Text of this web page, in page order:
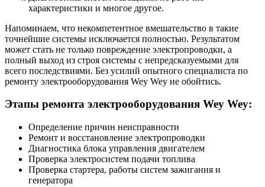
характеристики и многое другое.
Напоминаем, что некомпетентное вмешательство в такие
точнейшие системы исключается полностью. Результатом
может стать не только повреждение электропроводки, а
полный выход из строя системы с непредсказуемыми для
всего последствиями. Без усилий опытного специалиста по
ремонту электрооборудования Wey Wey не обойтись.
Этапы ремонта электрооборудования Wey Wey:
Определение причин неисправности
Ремонт и восстановление электропроводки
Диагностика блока управления двигателем
Проверка электросистем подачи топлива
Проверка стартера, работы систем зажигания и
генератора